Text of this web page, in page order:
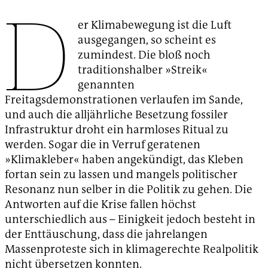
D
er Klimabewegung ist die Luft
ausgegangen, so scheint es
zumindest. Die bloß noch
traditionshalber »Streik«
genannten
Freitagsdemonstrationen verlaufen im Sande,
und auch die alljährliche Besetzung fossiler
Infrastruktur droht ein harmloses Ritual zu
werden. Sogar die in Verruf geratenen
»Klimakleber« haben angekündigt, das Kleben
fortan sein zu lassen und mangels politischer
Resonanz nun selber in die Politik zu gehen. Die
Antworten auf die Krise fallen höchst
unterschiedlich aus – Einigkeit jedoch besteht in
der Enttäuschung, dass die jahrelangen
Massenproteste sich in klimagerechte Realpolitik
nicht übersetzen konnten.